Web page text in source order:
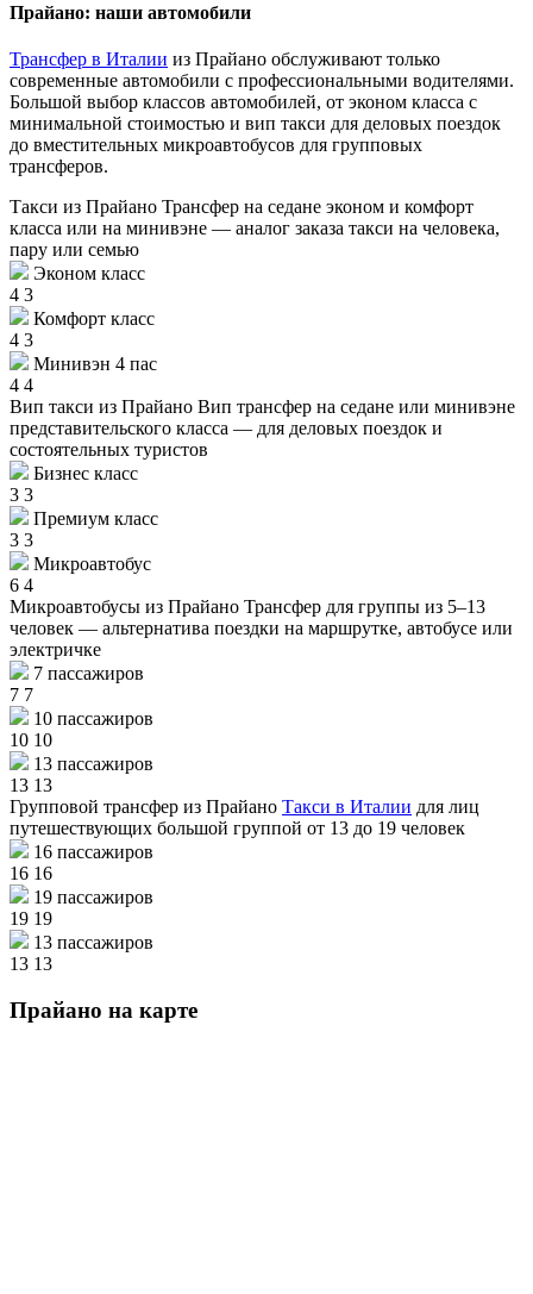
Прайано: наши автомобили
Трансфер в Италии из Прайано обслуживают только
современные автомобили с профессиональными водителями.
Большой выбор классов автомобилей, от эконом класса с
минимальной стоимостью и вип такси для деловых поездок
до вместительных микроавтобусов для групповых
трансферов.
Такси из Прайано Трансфер на седане эконом и комфорт
класса или на минивэне — аналог заказа такси на человека,
пару или семью
Эконом класс
4 3
Комфорт класс
4 3
Минивэн 4 пас
4 4
Вип такси из Прайано Вип трансфер на седане или минивэне
представительского класса — для деловых поездок и
состоятельных туристов
Бизнес класс
3 3
Премиум класс
3 3
Микроавтобус
6 4
Микроавтобусы из Прайано Трансфер для группы из 5–13
человек — альтернатива поездки на маршрутке, автобусе или
электричке
7 пассажиров
7 7
10 пассажиров
10 10
13 пассажиров
13 13
Групповой трансфер из Прайано Такси в Италии для лиц
путешествующих большой группой от 13 до 19 человек
16 пассажиров
16 16
19 пассажиров
19 19
13 пассажиров
13 13
Прайано на карте